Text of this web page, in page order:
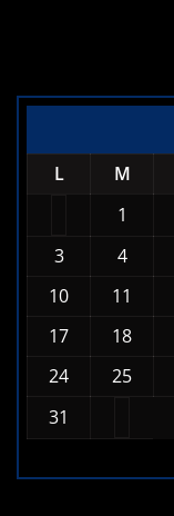
L
M
1
3
4
10
11
17
18
24
25
31